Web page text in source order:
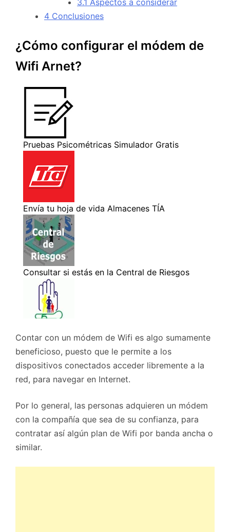
4 Conclusiones
¿Cómo configurar el módem de
Wifi Arnet?
Contar con un módem de Wifi es algo sumamente
beneficioso, puesto que le permite a los
dispositivos conectados acceder libremente a la
red, para navegar en Internet.
Por lo general, las personas adquieren un módem
con la compañía que sea de su confianza, para
contratar así algún plan de Wifi por banda ancha o
similar.